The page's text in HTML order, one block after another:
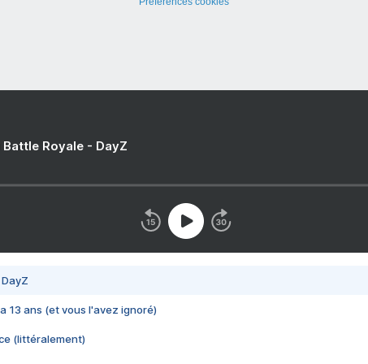
Royale - DayZ
13 ans (et vous l'avez ignoré)
(littéralement)